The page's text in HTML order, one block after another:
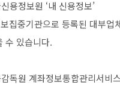
용정보원 ‘내 신용정보’
집중기관으로 등록된 대부
수 있습니다.
독원 계좌정보통합관리서비스